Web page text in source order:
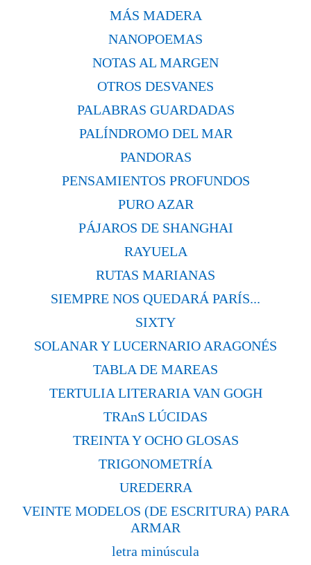
MÁS MADERA
NANOPOEMAS
NOTAS AL MARGEN
OTROS DESVANES
PALABRAS GUARDADAS
PALÍNDROMO DEL MAR
PANDORAS
PENSAMIENTOS PROFUNDOS
PURO AZAR
PÁJAROS DE SHANGHAI
RAYUELA
RUTAS MARIANAS
SIEMPRE NOS QUEDARÁ PARÍS...
SIXTY
SOLANAR Y LUCERNARIO ARAGONÉS
TABLA DE MAREAS
TERTULIA LITERARIA VAN GOGH
TRAnS LÚCIDAS
TREINTA Y OCHO GLOSAS
TRIGONOMETRÍA
UREDERRA
VEINTE MODELOS (DE ESCRITURA) PARA
ARMAR
letra minúscula